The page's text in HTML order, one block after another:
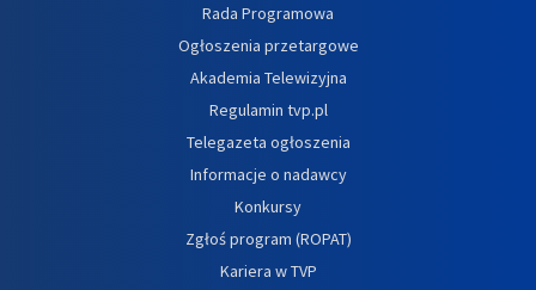
Rada Programowa
Ogłoszenia przetargowe
Akademia Telewizyjna
Regulamin tvp.pl
Telegazeta ogłoszenia
Informacje o nadawcy
Konkursy
Zgłoś program (ROPAT)
Kariera w TVP